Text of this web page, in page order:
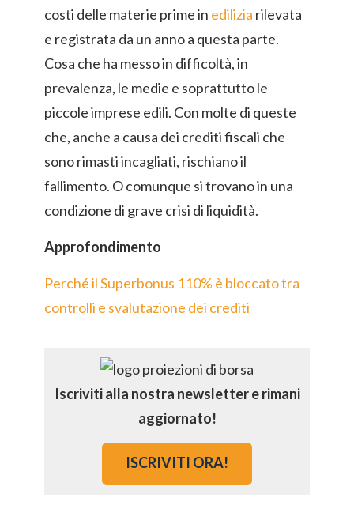
costi delle materie prime in edilizia rilevata
e registrata da un anno a questa parte.
Cosa che ha messo in difficoltà, in
prevalenza, le medie e soprattutto le
piccole imprese edili. Con molte di queste
che, anche a causa dei crediti fiscali che
sono rimasti incagliati, rischiano il
fallimento. O comunque si trovano in una
condizione di grave crisi di liquidità.
Approfondimento
Perché il Superbonus 110% è bloccato tra
controlli e svalutazione dei crediti
Iscriviti alla nostra newsletter e rimani
aggiornato!
ISCRIVITI ORA!